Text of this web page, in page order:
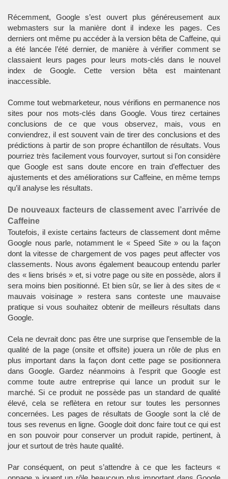
Récemment, Google s’est ouvert plus généreusement aux
webmasters sur la manière dont il indexe les pages. Ces
derniers ont même pu accéder à la version bêta de Caffeine, qui
a été lancée l’été dernier, de manière à vérifier comment se
classaient leurs pages pour leurs mots-clés dans le nouvel
index de Google. Cette version bêta est maintenant
inaccessible.
Comme tout webmarketeur, nous vérifions en permanence nos
sites pour nos mots-clés dans Google. Vous tirez certaines
conclusions de ce que vous observez, mais, vous en
conviendrez, il est souvent vain de tirer des conclusions et des
prédictions à partir de son propre échantillon de résultats. Vous
pourriez très facilement vous fourvoyer, surtout si l’on considère
que Google est sans doute encore en train d’effectuer des
ajustements et des améliorations sur Caffeine, en même temps
qu’il analyse les résultats.
De nouveaux facteurs de classement avec l’arrivée de
Caffeine
Toutefois, il existe certains facteurs de classement dont même
Google nous parle, notamment le « Speed Site » ou la façon
dont la vitesse de chargement de vos pages peut affecter vos
classements. Nous avons également beaucoup entendu parler
des « liens brisés » et, si votre page ou site en possède, alors il
sera moins bien positionné. Et bien sûr, se lier à des sites de «
mauvais voisinage » restera sans conteste une mauvaise
pratique si vous souhaitez obtenir de meilleurs résultats dans
Google.
Cela ne devrait donc pas être une surprise que l’ensemble de la
qualité de la page (onsite et offsite) jouera un rôle de plus en
plus important dans la façon dont cette page se positionnera
dans Google. Gardez néanmoins à l’esprit que Google est
comme toute autre entreprise qui lance un produit sur le
marché. Si ce produit ne possède pas un standard de qualité
élevé, cela se reflètera en retour sur toutes les personnes
concernées. Les pages de résultats de Google sont la clé de
tous ses revenus en ligne. Google doit donc faire tout ce qui est
en son pouvoir pour conserver un produit rapide, pertinent, à
jour et surtout de très haute qualité.
Par conséquent, on peut s’attendre à ce que les facteurs «